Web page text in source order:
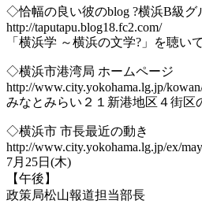
◇恰幅の良い彼のblog ?横浜B級グ
http://taputapu.blog18.fc2.com/
「横浜学 ～横浜の文学?」を聴い
◇横浜市港湾局 ホームページ
http://www.city.yokohama.lg.jp/
みなとみらい２１新港地区４街区
◇横浜市 市長最近の動き
http://www.city.yokohama.lg.jp/ex/
7月25日(木)
【午後】
政策局松山報道担当部長